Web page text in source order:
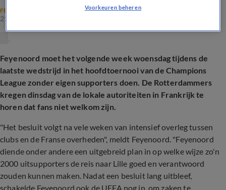
FEYENOORD
21 jan 2025, 17:08
Feyenoord moet het volgende week woensdag tijdens de
laatste wedstrijd in het hoofdtoernooi van de Champions
League zonder eigen supporters doen. De Rotterdammers
kregen dinsdag van de lokale autoriteiten in Frankrijk te
horen dat fans niet welkom zijn.
"Het besluit volgt na vele weken van intensief overleg tussen
clubs en de Franse overheden", meldt Feyenoord. "Feyenoord
diende onder andere een uitgebreid plan in op welke wijze zo'n
2000 uitsupporters de reis naar Lille goed en verantwoord
zouden kunnen maken. Nadat een besluit lang uitbleef,
schakelde Feyenoord ook de UEFA nog in, om zaken te
Voorkeuren beheren